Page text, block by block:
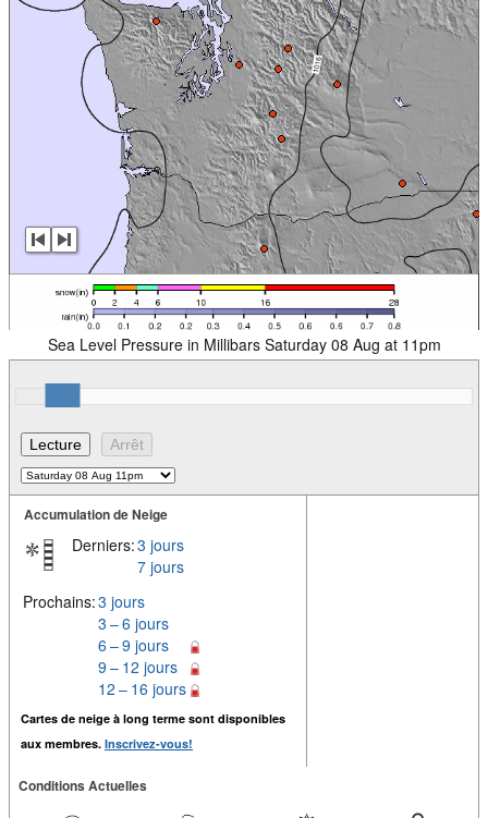
Sea Level Pressure in Millibars Saturday 08 Aug at 11pm
Accumulation de Neige
Derniers:3 jours
7 jours
Prochains:3 jours
3 – 6 jours
6 – 9 jours
9 – 12 jours
12 – 16 jours
Cartes de neige à long terme sont disponibles
aux membres. Inscrivez-vous!
Conditions Actuelles